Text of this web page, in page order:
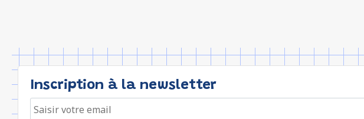
Inscription à la newsletter